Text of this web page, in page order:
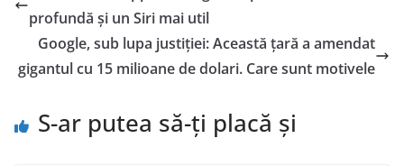
profundă și un Siri mai util
Google, sub lupa justiției: Această țară a amendat
gigantul cu 15 milioane de dolari. Care sunt motivele
S-ar putea să-ți placă și